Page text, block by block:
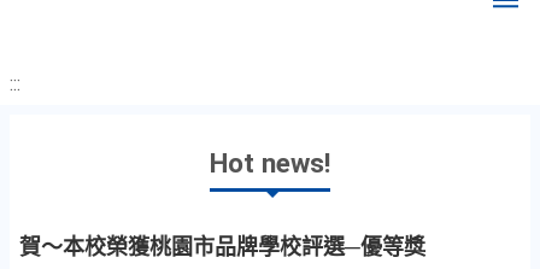
:::
Hot news!
賀～本校榮獲桃園市品牌學校評選─優等獎